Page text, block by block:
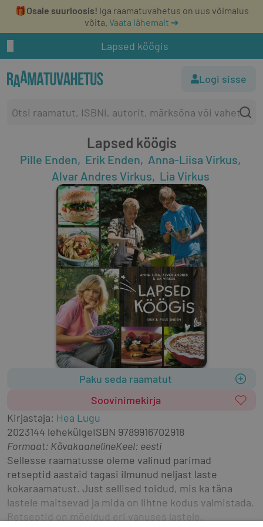
🎁Osale suurloosis! Iga raamatuvahetus on uus võimalus
võita. Vaata lähemalt ➔
Lapsed köögis
Logi sisse
Lapsed köögis
Pille Enden Erik Enden
Anna-Liisa Virkus
Alvar Andres Virkus
Lia Virkus
Paku seda raamatut
Soovinimekirja
Kirjastaja: Hea Lugu
2023144 lehekülgeISBN 9789916702918
Formaat: KõvakaanelineKeel: eesti
Sellesse raamatusse oleme valinud parimad
retseptid aastaid tagasi ilmunud neljast laste
kokaraamatust. Just sellised toidud, mis ka täna
lastele maitsevad ja mida on lihtne kodus valmistada.
Retseptid on mõeldud eri vanuses lastele.